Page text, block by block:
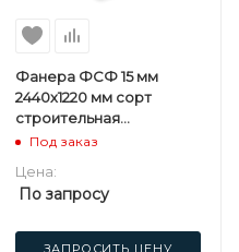
Фанера ФСФ 15 мм
2440х1220 мм сорт
строительная
нешлифованная
Под заказ
Цена:
По запросу
ЗАПРОСИТЬ ЦЕНУ